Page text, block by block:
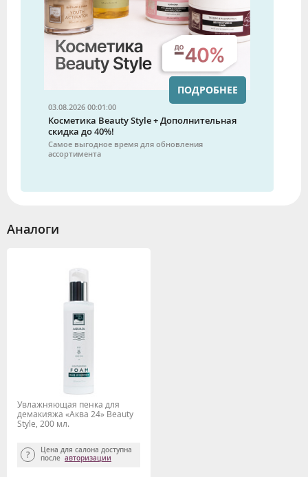
03.08.2026 00:01:00
Косметика Beauty Style + Дополнительная
скидка до 40%!
Самое выгодное время для обновления
ассортимента
ПОДРОБНЕЕ
Аналоги
Увлажняющая пенка для
демакияжа «Аква 24» Beauty
Style, 200 мл.
Цена для салона доступна
после авторизации